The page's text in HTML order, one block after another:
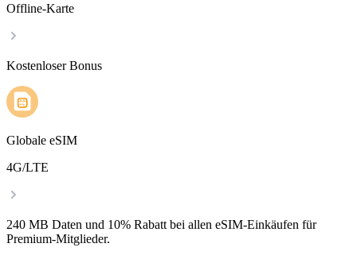
Offline-Karte
Kostenloser Bonus
Globale eSIM
4G/LTE
240 MB Daten und 10% Rabatt bei allen eSIM-Einkäufen für
Premium-Mitglieder.